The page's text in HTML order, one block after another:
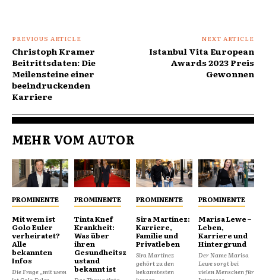
PREVIOUS ARTICLE
Christoph Kramer
Beitrittsdaten: Die
Meilensteine einer
beeindruckenden
Karriere
NEXT ARTICLE
Istanbul Vita European
Awards 2023 Preis
Gewonnen
MEHR VOM AUTOR
PROMINENTE
Mit wem ist
Golo Euler
verheiratet?
Alle
bekannten
Infos
Die Frage „mit wem
PROMINENTE
Tinta Knef
Krankheit:
Was über
ihren
Gesundheitsz
ustand
bekannt ist
PROMINENTE
Sira Martínez:
Karriere,
Familie und
Privatleben
Sira Martínez
gehört zu den
bekanntesten
PROMINENTE
Marisa Lewe –
Leben,
Karriere und
Hintergrund
Der Name Marisa
Lewe sorgt bei
vielen Menschen für